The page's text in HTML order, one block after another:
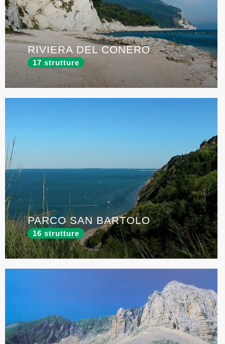
RIVIERA DEL CONERO
17 strutture
PARCO SAN BARTOLO
16 strutture